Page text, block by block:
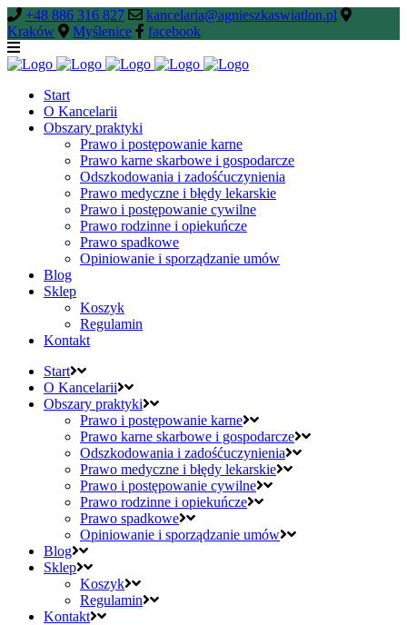
+48 886 316 827
kancelaria@agnieszkaswiatlon.pl
Kraków
Myślenice facebook
Start
O Kancelarii
Obszary praktyki
Prawo i postępowanie karne
Prawo karne skarbowe i gospodarcze
Odszkodowania i zadośćuczynienia
Prawo medyczne i błędy lekarskie
Prawo i postępowanie cywilne
Prawo rodzinne i opiekuńcze
Prawo spadkowe
Opiniowanie i sporządzanie umów
Blog
Sklep
Koszyk
Regulamin
Kontakt
Start
O Kancelarii
Obszary praktyki
Prawo i postępowanie karne
Prawo karne skarbowe i gospodarcze
Odszkodowania i zadośćuczynienia
Prawo medyczne i błędy lekarskie
Prawo i postępowanie cywilne
Prawo rodzinne i opiekuńcze
Prawo spadkowe
Opiniowanie i sporządzanie umów
Blog
Sklep
Koszyk
Regulamin
Kontakt